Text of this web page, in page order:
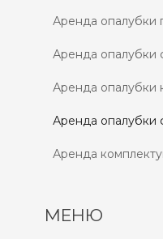
Аренда опалубки
Аренда опалубки
Аренда опалубки
Аренда опалубки
Аренда
МЕНЮ